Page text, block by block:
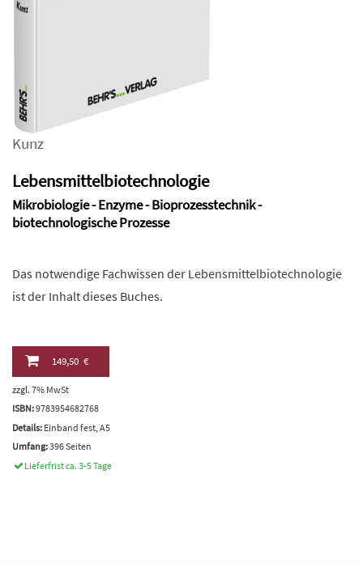
Kunz
Lebensmittelbiotechnologie
Mikrobiologie - Enzyme - Bioprozesstechnik -
biotechnologische Prozesse
Das notwendige Fachwissen der Lebensmittelbiotechnologie
ist der Inhalt dieses Buches.
149,50 €
zzgl. 7% MwSt
ISBN:9783954682768
Details: Einband fest, A5
Umfang:396 Seiten
Lieferfrist ca. 3-5 Tage